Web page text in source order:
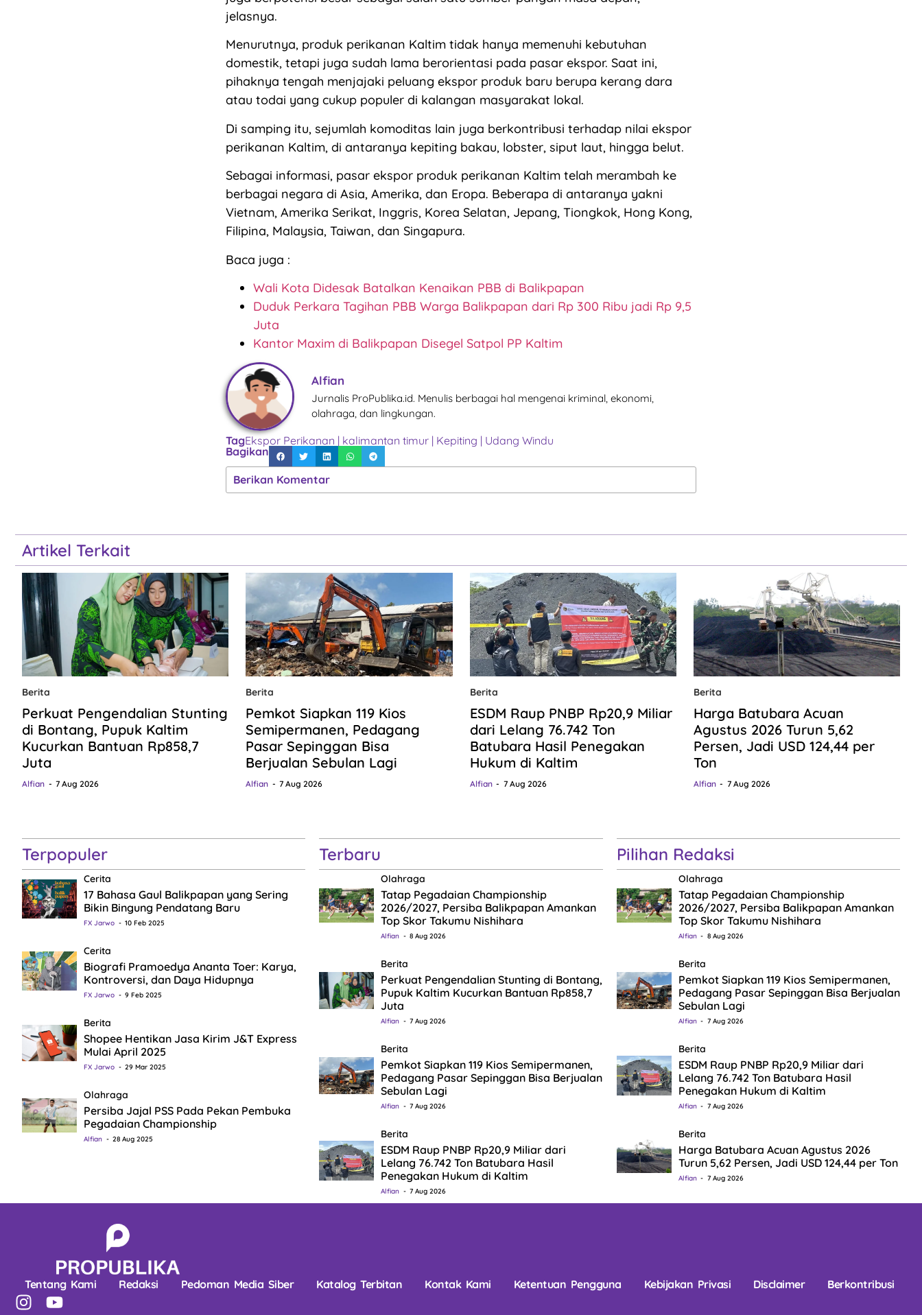
jelasnya.
Menurutnya, produk perikanan Kaltim tidak hanya memenuhi kebutuhan
domestik, tetapi juga sudah lama berorientasi pada pasar ekspor. Saat ini,
pihaknya tengah menjajaki peluang ekspor produk baru berupa kerang dara
atau todai yang cukup populer di kalangan masyarakat lokal.
Di samping itu, sejumlah komoditas lain juga berkontribusi terhadap nilai ekspor
perikanan Kaltim, di antaranya kepiting bakau, lobster, siput laut, hingga belut.
Sebagai informasi, pasar ekspor produk perikanan Kaltim telah merambah ke
berbagai negara di Asia, Amerika, dan Eropa. Beberapa di antaranya yakni
Vietnam, Amerika Serikat, Inggris, Korea Selatan, Jepang, Tiongkok, Hong Kong,
Filipina, Malaysia, Taiwan, dan Singapura.
Baca juga :
Wali Kota Didesak Batalkan Kenaikan PBB di Balikpapan
Duduk Perkara Tagihan PBB Warga Balikpapan dari Rp 300 Ribu jadi Rp 9,5
Juta
Kantor Maxim di Balikpapan Disegel Satpol PP Kaltim
Alfian
Jurnalis ProPublika.id. Menulis berbagai hal mengenai kriminal, ekonomi,
olahraga, dan lingkungan.
TagEkspor Perikanan | kalimantan timur | Kepiting | Udang Windu
Bagikan
Berikan Komentar
Artikel Terkait
Berita
Perkuat Pengendalian Stunting
di Bontang, Pupuk Kaltim
Kucurkan Bantuan Rp858,7
Juta
Alfian 7 Aug 2026
Berita
Pemkot Siapkan 119 Kios
Semipermanen, Pedagang
Pasar Sepinggan Bisa
Berjualan Sebulan Lagi
Alfian 7 Aug 2026
Berita
ESDM Raup PNBP Rp20,9 Miliar
dari Lelang 76.742 Ton
Batubara Hasil Penegakan
Hukum di Kaltim
Alfian 7 Aug 2026
Berita
Harga Batubara Acuan
Agustus 2026 Turun 5,62
Persen, Jadi USD 124,44 per
Ton
Alfian 7 Aug 2026
Terpopuler
Cerita
17 Bahasa Gaul Balikpapan yang Sering
Bikin Bingung Pendatang Baru
FX Jarwo 10 Feb 2025
Cerita
Biografi Pramoedya Ananta Toer: Karya,
Kontroversi, dan Daya Hidupnya
FX Jarwo 9 Feb 2025
Berita
Shopee Hentikan Jasa Kirim J&T Express
Mulai April 2025
FX Jarwo 29 Mar 2025
Olahraga
Persiba Jajal PSS Pada Pekan Pembuka
Pegadaian Championship
Alfian 28 Aug 2025
Terbaru
Olahraga
Tatap Pegadaian Championship
2026/2027, Persiba Balikpapan Amankan
Top Skor Takumu Nishihara
Alfian 8 Aug 2026
Berita
Perkuat Pengendalian Stunting di Bontang,
Pupuk Kaltim Kucurkan Bantuan Rp858,7
Juta
Alfian 7 Aug 2026
Berita
Pemkot Siapkan 119 Kios Semipermanen,
Pedagang Pasar Sepinggan Bisa Berjualan
Sebulan Lagi
Alfian 7 Aug 2026
Berita
ESDM Raup PNBP Rp20,9 Miliar dari
Lelang 76.742 Ton Batubara Hasil
Penegakan Hukum di Kaltim
Alfian 7 Aug 2026
Pilihan Redaksi
Olahraga
Tatap Pegadaian Championship
2026/2027, Persiba Balikpapan Amankan
Top Skor Takumu Nishihara
Alfian 8 Aug 2026
Berita
Pemkot Siapkan 119 Kios Semipermanen,
Pedagang Pasar Sepinggan Bisa Berjualan
Sebulan Lagi
Alfian 7 Aug 2026
Berita
ESDM Raup PNBP Rp20,9 Miliar dari
Lelang 76.742 Ton Batubara Hasil
Penegakan Hukum di Kaltim
Alfian 7 Aug 2026
Berita
Harga Batubara Acuan Agustus 2026
Turun 5,62 Persen, Jadi USD 124,44 per Ton
Alfian 7 Aug 2026
Tentang Kami Redaksi Pedoman Media Siber Katalog Terbitan Kontak Kami Ketentuan Pengguna Kebijakan Privasi Disclaimer Berkontribusi